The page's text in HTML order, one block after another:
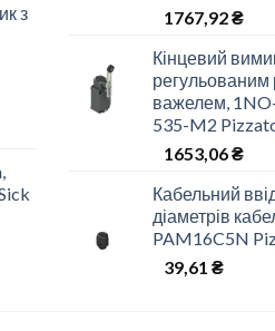
з
1767,92₴
Кінцевий
важелем,
535-M2
1653,06₴
Кабельний
діаметрів
PAM16C5N
39,61₴